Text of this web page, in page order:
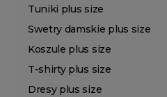
Tuniki plus size
Swetry damskie plus size
Koszule plus size
T-shirty plus size
Dresy plus size